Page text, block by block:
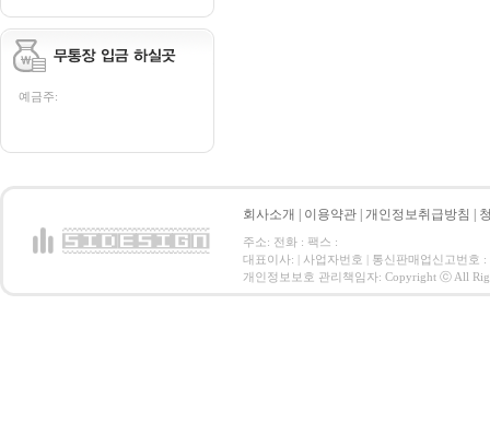
예금주:
회사소개 이용약관 개인정보취급방침
주소: 전화 : 팩스 :
대표이사: | 사업자번호 | 통신판매업신고번호 :
개인정보보호 관리책임자: Copyright ⓒ All